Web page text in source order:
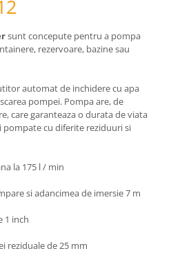
banc
sunt concepute pentru a pompa
rezervoare, bazine sau
automat de inchidere cu apa
pompei. Pompa are, de
care garanteaza o durata de viata
pompate cu diferite reziduuri si
la 175 l / min
si adancimea de imersie 7 m
1 inch
reziduale de 25 mm